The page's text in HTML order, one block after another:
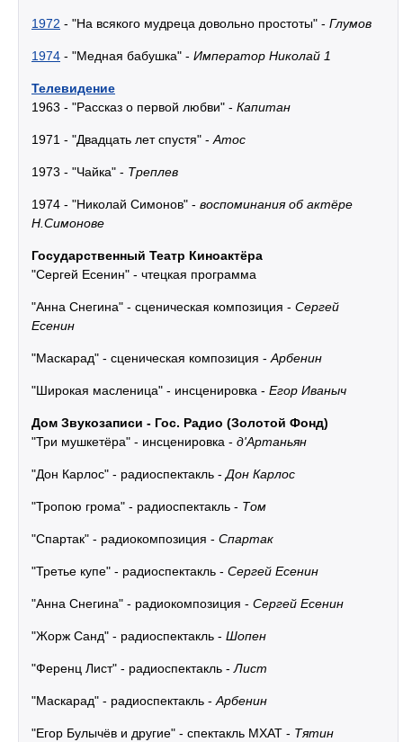
1972 - "На всякого мудреца довольно простоты" - Глумов
1974 - "Медная бабушка" - Император Николай 1
Телевидение
1963 - "Рассказ о первой любви" - Капитан
1971 - "Двадцать лет спустя" -Атос
1973 - "Чайка" - Треплев
1974 - "Николай Симонов" - воспоминания об актёре
Н.Симонове
Государственный Театр Киноактёра
"Сергей Есенин" - чтецкая программа
"Анна Снегина" - сценическая композиция - Сергей
Есенин
"Маскарад" - сценическая композиция -Арбенин
"Широкая масленица" - инсценировка - Егор Иваныч
Дом Звукозаписи - Гос. Радио (Золотой Фонд)
"Три мушкетёра" - инсценировка - д'Артаньян
"Дон Карлос" - радиоспектакль -Дон Карлос
"Тропою грома" - радиоспектакль - Том
"Спартак" - радиокомпозиция - Спартак
"Третье купе" - радиоспектакль - Сергей Есенин
"Анна Снегина" - радиокомпозиция - Сергей Есенин
"Жорж Санд" - радиоспектакль - Шопен
"Ференц Лист" - радиоспектакль -Лист
"Маскарад" - радиоспектакль -Арбенин
"Егор Булычёв и другие" - спектакль МХАТ - Тятин